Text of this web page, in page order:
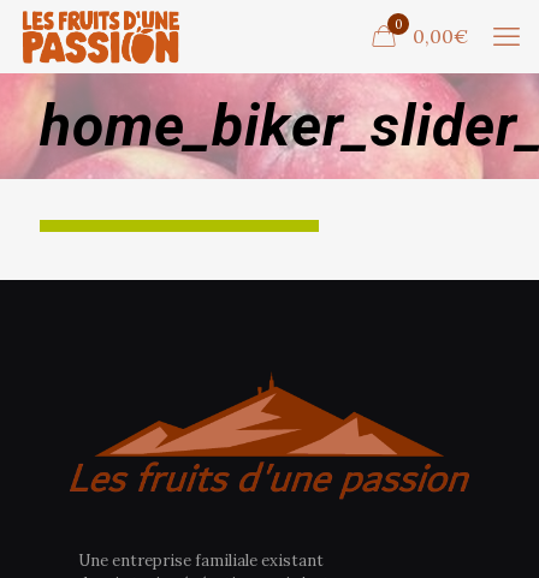
0 0,00€
Une entreprise familiale existant